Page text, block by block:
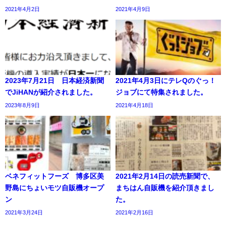
2021年4月2日 2021年4月9日
2023年7月21日 日本経済新聞
でJiHANが紹介されました。
2023年8月9日
2021年4月3日にテレQのぐっ！
ジョブにて特集されました。
2021年4月18日
ベネフィットフーズ 博多区美
野島にちょいモツ自販機オープ
ン
2021年3月24日
2021年2月14日の読売新聞で、
まちはん自販機を紹介頂きまし
た。
2021年2月16日